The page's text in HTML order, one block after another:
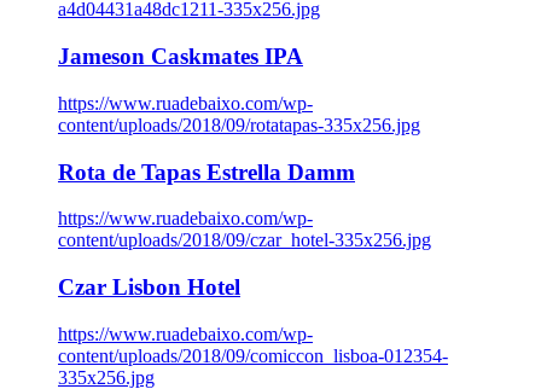
a4d04431a48dc1211-335x256.jpg
Jameson Caskmates IPA
https://www.ruadebaixo.com/wp-
content/uploads/2018/09/rotatapas-335x256.jpg
Rota de Tapas Estrella Damm
https://www.ruadebaixo.com/wp-
content/uploads/2018/09/czar_hotel-335x256.jpg
Czar Lisbon Hotel
https://www.ruadebaixo.com/wp-
content/uploads/2018/09/comiccon_lisboa-012354-
335x256.jpg